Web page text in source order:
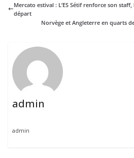
Mercato estival : L’ES Sétif renforce son
départ
Norvège et Angleterre en quarts
admin
admin